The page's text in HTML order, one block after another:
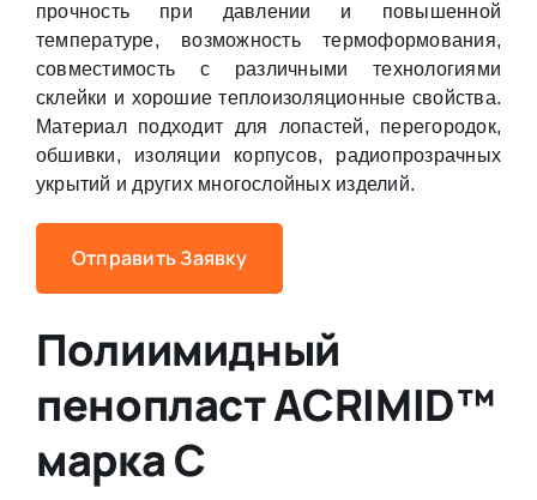
прочность при давлении и повышенной
температуре, возможность термоформования,
совместимость с различными технологиями
склейки и хорошие теплоизоляционные свойства.
Материал подходит для лопастей, перегородок,
обшивки, изоляции корпусов, радиопрозрачных
укрытий и других многослойных изделий.
Отправить Заявку
Полиимидный
пенопласт ACRIMID™
марка С